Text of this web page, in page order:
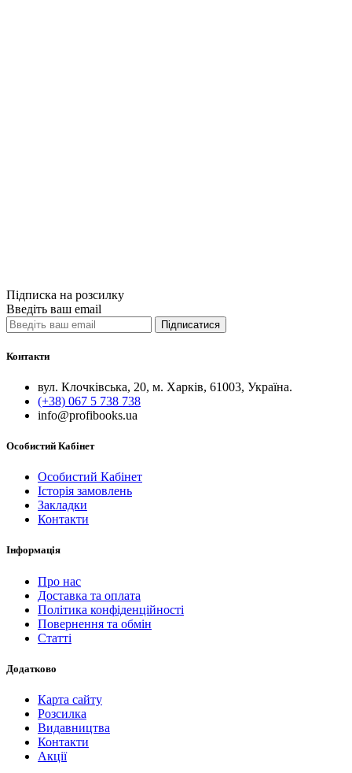
Підписка на розсилку
Введіть ваш email
Підписатися
Контакти
вул. Клочківська, 20, м. Харків, 61003, Україна.
(+38) 067 5 738 738
info@profibooks.ua
Особистий Кабінет
Особистий Кабінет
Історія замовлень
Закладки
Контакти
Інформація
Про нас
Доставка та оплата
Політика конфіденційності
Повернення та обмін
Статті
Додатково
Карта сайту
Розсилка
Видавництва
Контакти
Акції